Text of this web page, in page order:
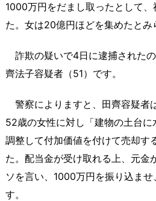
1000万円をだまし取ったとして
た。女は20億円ほどを集めたとみ
詐欺の疑いで4日に逮捕された
齊法子容疑者（51）です。
警察によりますと、田齊容疑者
52歳の女性に対し「建物の土台
調整して付加価値を付けて売却す
た。配当金が受け取れる上、元金
ソを言い、1000万円を振り込ま
す。